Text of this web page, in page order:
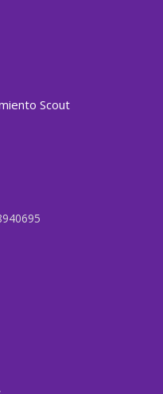
Scout